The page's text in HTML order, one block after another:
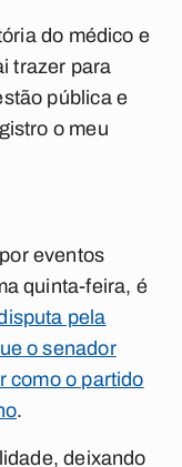
do médico e
trazer para
pública e
o meu
eventos
quinta-feira, é
pela
o senador
como o partido
.
deixando